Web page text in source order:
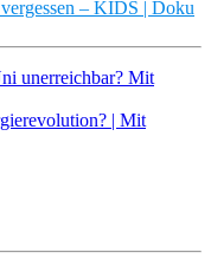
– KIDS | Doku
unerreichbar? Mit
| Mit